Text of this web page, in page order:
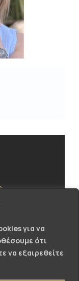
για να
ότι
να εξαιρεθείτε